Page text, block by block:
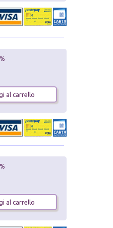
al carrello
al carrello